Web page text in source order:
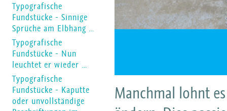
Manchmal lohnt
Typografische
Fundstücke - Sinnige
Sprüche am Elbhang …
Typografische
Fundstücke - Nun
leuchtet er wieder …
Typografische
Fundstücke - Kaputte
oder unvollständige